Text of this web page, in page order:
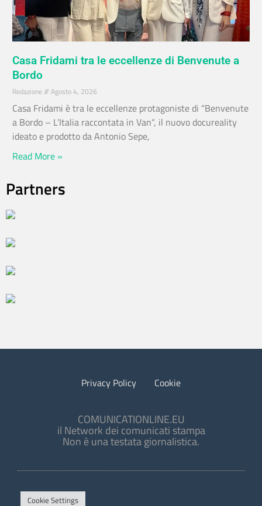
Casa Fridami tra le eccellenze di Benvenute a
Bordo
Redazione Agosto 4, 2026
Casa Fridami è tra le eccellenze protagoniste di “Benvenute
a Bordo – L’Italia raccontata in Van“, il nuovo docureality
ideato e prodotto da Antonio Sepe,
Read More »
Partners
Privacy Policy Cookie
COMUNICATIONLINE.EU
il Network dei comunicati stampa
Non è una testata giornalistica.
Cookie Settings